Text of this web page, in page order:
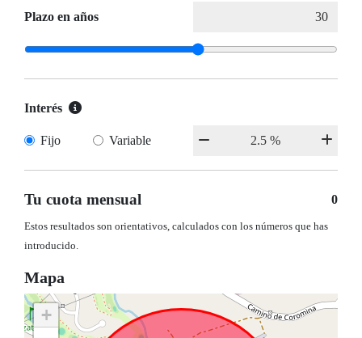
Plazo en años
Interés
Fijo Variable
Tu cuota mensual 0
Estos resultados son orientativos, calculados con los números que has
introducido.
Mapa
+